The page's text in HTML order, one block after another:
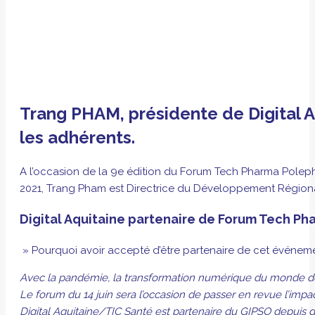
Trang PHAM, présidente de Digital
les adhérents.
A l’occasion de la 9e édition du Forum Tech Pharma
2021, Trang Pham est Directrice du Développement
Digital Aquitaine partenaire de Forum Tech
» Pourquoi avoir accepté d’être partenaire de cet
Avec la pandémie, la transformation numérique du monde
Le forum du 14 juin sera l’occasion de passer en revue
Digital Aquitaine/TIC Santé est partenaire du GIPSO depuis